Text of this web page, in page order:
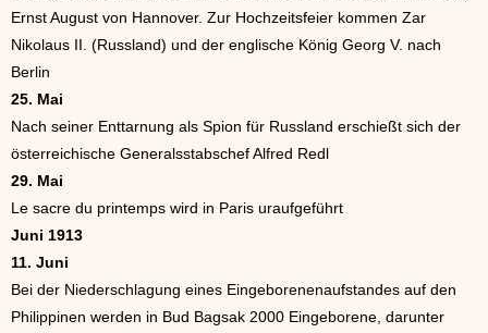
Ernst August von Hannover. Zur Hochzeitsfeier kommen Zar
Nikolaus II. (Russland) und der englische König Georg V. nach
Berlin
25. Mai
Nach seiner Enttarnung als Spion für Russland erschießt sich der
österreichische Generalsstabschef Alfred Redl
29. Mai
Le sacre du printemps wird in Paris uraufgeführt
Juni 1913
11. Juni
Bei der Niederschlagung eines Eingeborenenaufstandes auf den
Philippinen werden in Bud Bagsak 2000 Eingeborene, darunter